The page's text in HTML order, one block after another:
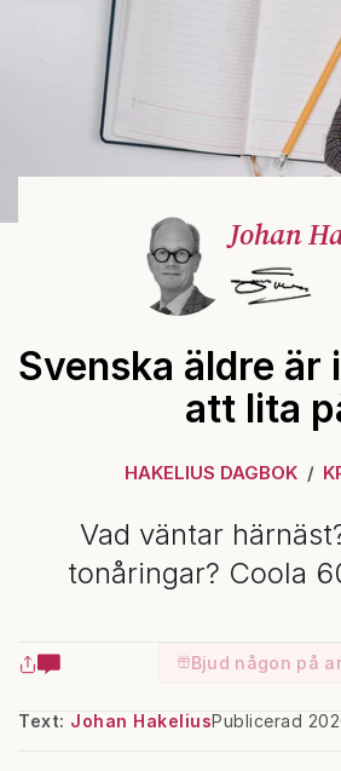
Johan
Svenska äldre är
att lita
HAKELIUS DAGBOK
Vad väntar
tonåringar? Coola
Bjud någon på
Text: Johan HakeliusPublicerad